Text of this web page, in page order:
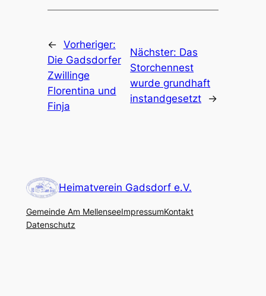
← Vorheriger:
Die Gadsdorfer
Zwillinge
Florentina und
Finja
Nächster: Das
Storchennest
wurde grundhaft
instandgesetzt
→
Heimatverein Gadsdorf e.V.
Gemeinde Am MellenseeImpressumKontakt
Datenschutz